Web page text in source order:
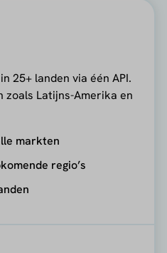
25+ landen via één API.
Latijns-Amerika en
markten
regio’s